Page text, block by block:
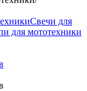
Свечи для
для мототехники